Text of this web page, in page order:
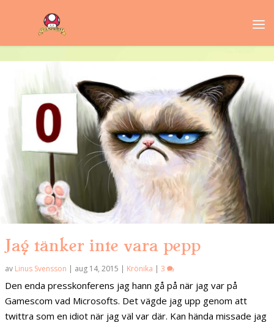
Jag tänker inte vara pepp
av Linus Svensson | aug 14, 2015 | Krönika | 3
Den enda presskonferens jag hann gå på när jag var på
Gamescom vad Microsofts. Det vägde jag upp genom att
twittra som en idiot när jag väl var där. Kan hända missade jag